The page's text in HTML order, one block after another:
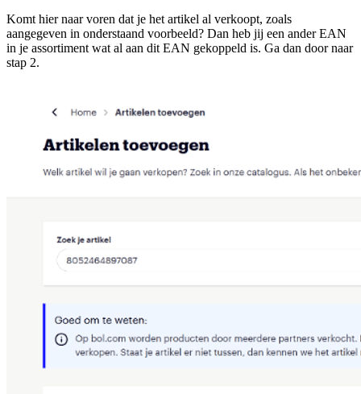
Komt hier naar voren dat je het artikel al verkoopt, zoals
aangegeven in onderstaand voorbeeld? Dan heb jij een ander EAN
in je assortiment wat al aan dit EAN gekoppeld is. Ga dan door naar
stap 2.